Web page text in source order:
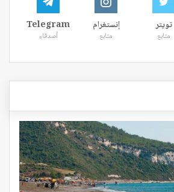
تويتر
متابع
إنستغرام
متابع
Telegram
أصدقاء